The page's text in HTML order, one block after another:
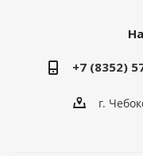
+7 (8352)
г.